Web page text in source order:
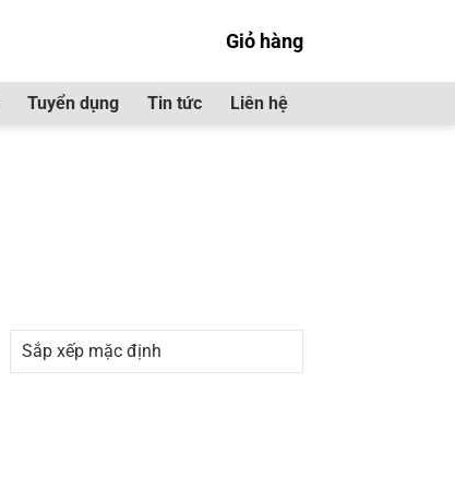
Giỏ hàng
Tuyển dụng Tin tức Liên hệ